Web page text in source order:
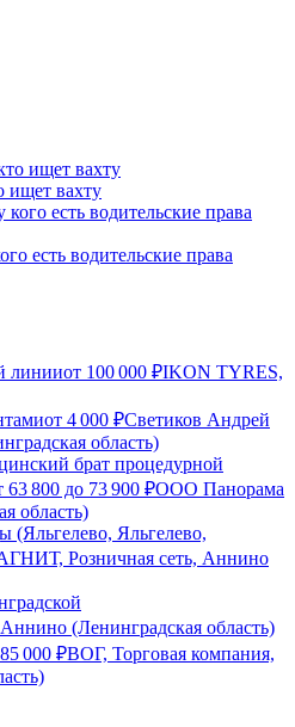
ищет вахту
есть водительские права
линииот 100 000 ₽IKON TYRES,
от 4 000 ₽Светиков Андрей
область)
брат процедурной
63 800 до 73 900 ₽ООО Панорама
область)
(Яльгелево, Яльгелево,
Розничная сеть, Аннино
(Ленинградская область)
85 000 ₽ВОГ, Торговая компания,